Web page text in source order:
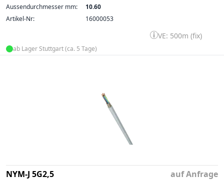
Aussendurchmesser mm:
10.60
Artikel-Nr:
16000053
VE: 500m (fix)
ab Lager Stuttgart (ca. 5 Tage)
NYM-J 5G2,5
auf Anfrage